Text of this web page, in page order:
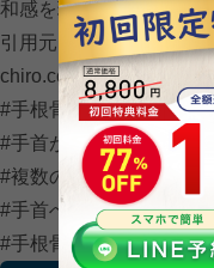
和感を理解するうえで
引用元：整体院コラム（
chiro.com/carpaltunnel/）
#手根骨と手首の動き
#手首が動く仕組み
#複数の骨の連動
#手首への負担
#手根骨の役割